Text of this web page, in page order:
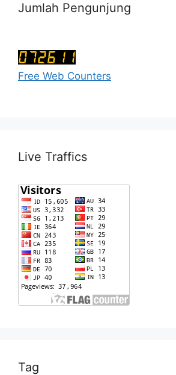
Jumlah Pengunjung
Free Web Counters
Live Traffics
Tag